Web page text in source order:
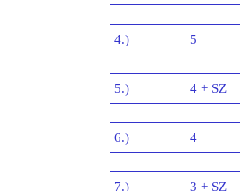
4.) 5
5.) 4 + SZ
6.) 4
7.) 3 + SZ